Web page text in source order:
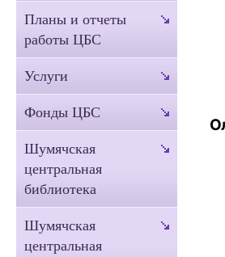
Планы и отчеты
работы ЦБС
Услуги
Фонды ЦБС
Шумячская
центральная
библиотека
Шумячская
центральная